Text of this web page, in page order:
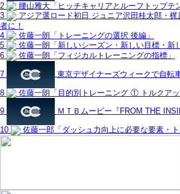
2
腰山雅大「ヒッチキャリアとルーフトップテ
3
アジア選ロード初日 ジュニア沢田桂太郎・
者に！
4
佐藤一朗「トレーニングの選択 後編」
5
佐藤一朗「新しいシーズン・新しい目標・新
6
佐藤一朗「フィジカルトレーニングの指標」
7 東京デザイナーズウィークで自転
8 佐藤一朗「目的別トレーニング ① トルクアッ
9 ＭＴＢムービー『FROM THE
10 佐藤一郎「ダッシュ力向上に必要な要素・